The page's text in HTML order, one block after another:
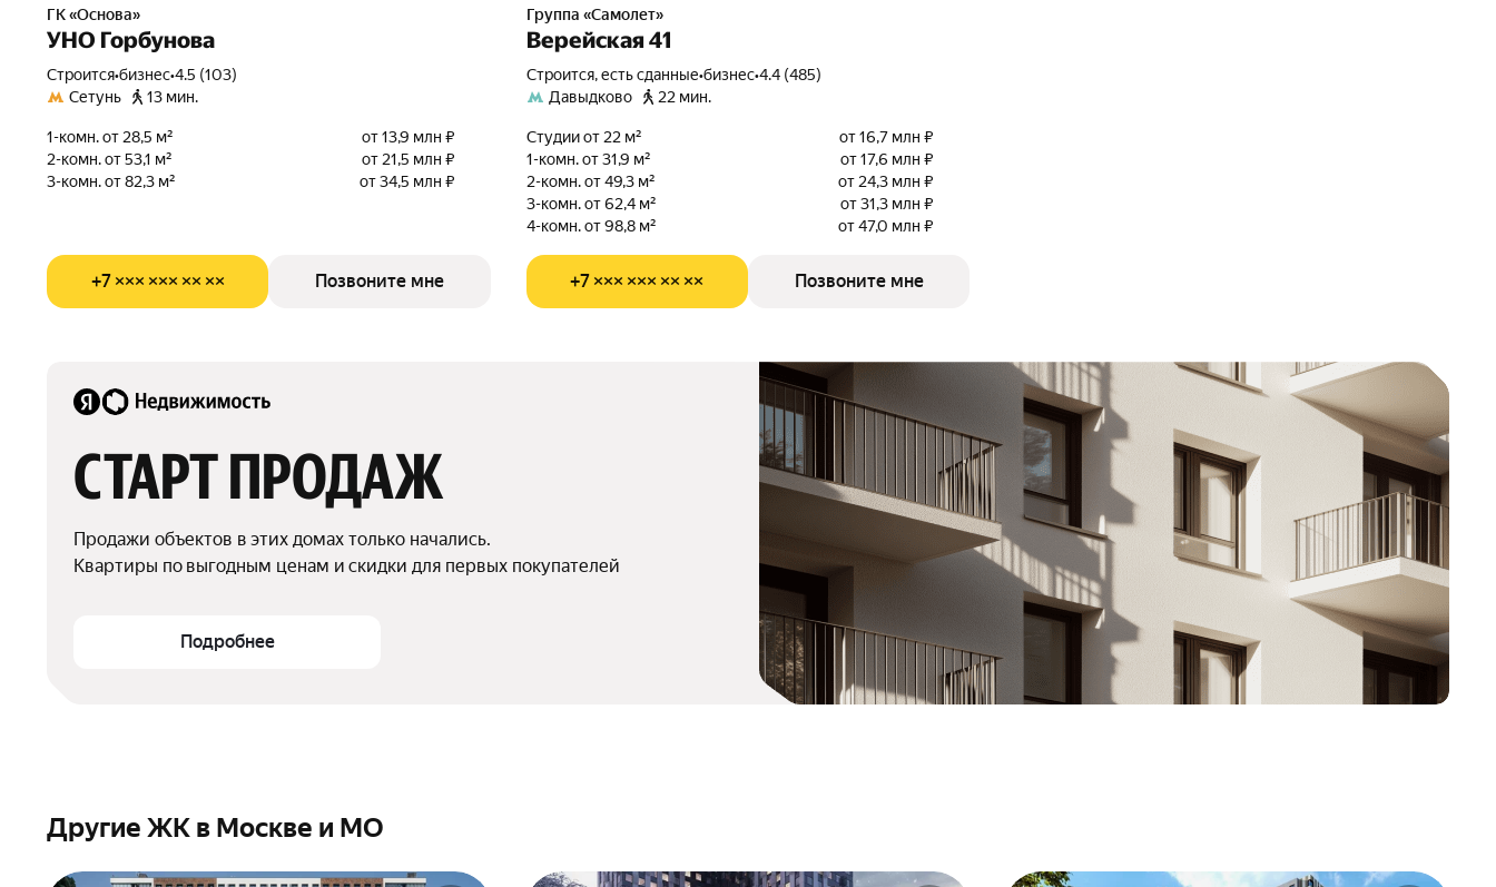
ГК «Основа»
УНО Горбунова
Строится•бизнес•4.5 (103)
Сетунь
13 мин.
1-комн. от 28,5 м²
от 13,9 млн ₽
2-комн. от 53,1 м²
от 21,5 млн ₽
3-комн. от 82,3 м²
от 34,5 млн ₽
+7 ××× ××× ×× ×× Позвоните мне
Группа «Самолет»
Верейская 41
Строится, есть сданные•бизнес•4.4 (485)
Давыдково
22 мин.
Студии от 22 м²
от 16,7 млн ₽
1-комн. от 31,9 м²
от 17,6 млн ₽
2-комн. от 49,3 м²
от 24,3 млн ₽
3-комн. от 62,4 м²
от 31,3 млн ₽
4-комн. от 98,8 м²
от 47,0 млн ₽
+7 ××× ××× ×× ×× Позвоните мне
СТАРТ ПРОДАЖ
Продажи объектов в этих домах только начались.
Квартиры по выгодным ценам и скидки для первых покупателей
Подробнее
Другие ЖК в Москве и МО